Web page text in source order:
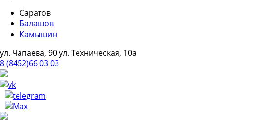
Саратов
Балашов
Камышин
ул. Чапаева, 90ул. Техническая, 10а
8 (8452)66 03 03